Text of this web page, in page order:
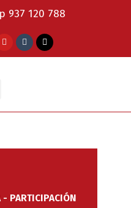
937 120 788
PARTICIPACIÓN